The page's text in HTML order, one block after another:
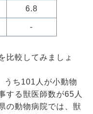
6.8
-
比較してみましょ
うち101人が小動物
する獣医師数が65人
の動物病院では、獣